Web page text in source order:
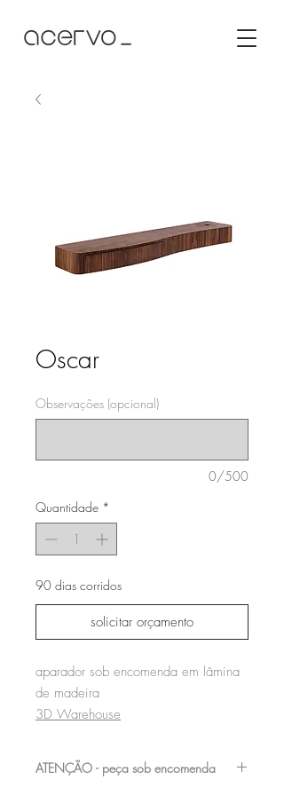
Oscar
Observações (opcional)
0/500
Quantidade *
90 dias corridos
solicitar orçamento
aparador sob encomenda em lâmina
de madeira
3D Warehouse
ATENÇÃO - peça sob encomenda